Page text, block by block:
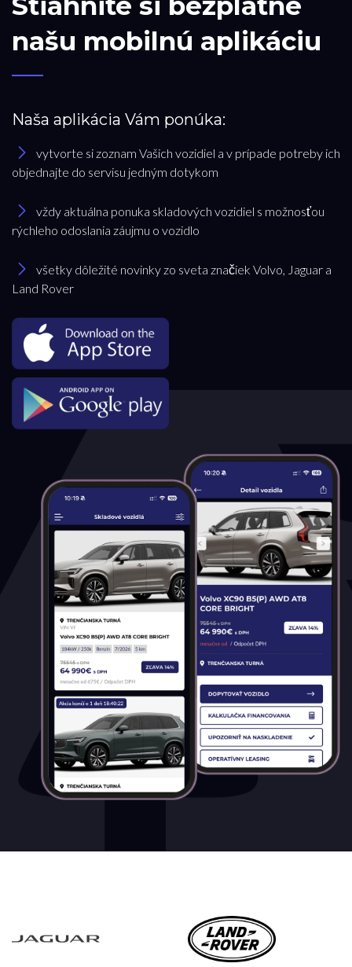
našu mobilnú aplikáciu
Naša aplikácia Vám ponúka:
vytvorte si zoznam Vašich vozidiel a v prípade potreby ich
objednajte do servisu jedným dotykom
vždy aktuálna ponuka skladových vozidiel s možnosťou
rýchleho odoslania záujmu o vozidlo
všetky dôležité novinky zo sveta značiek Volvo, Jaguar a
Land Rover